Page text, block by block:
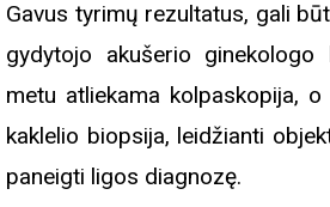
Gavus tyrimų rezultatus, gali
gydytojo akušerio ginekologo
metu atliekama kolpaskopija,
kaklelio biopsija, leidžianti
paneigti ligos diagnozę.